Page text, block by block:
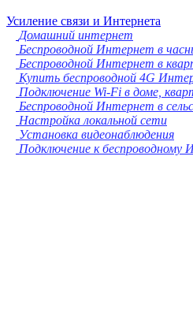
Усиление связи и Интернета
Домашний интернет
Беспроводной Интернет в
Беспроводной Интернет в
Купить беспроводной 4G
Подключение Wi-Fi в доме,
Беспроводной Интернет в
Настройка локальной сети
Установка видеонаблюдения
Подключение к беспроводному